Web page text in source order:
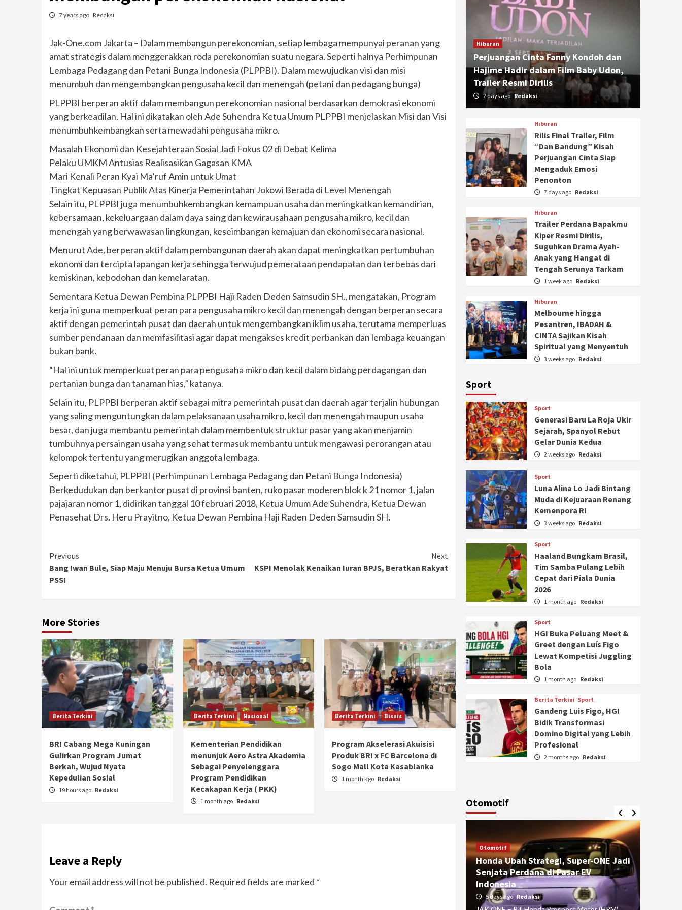
7 years ago Redaksi
Jak-One.com Jakarta – Dalam membangun perekonomian, setiap lembaga mempunyai peranan yang
amat strategis dalam menggerakkan roda perekonomian suatu negara. Seperti halnya Perhimpunan
Lembaga Pedagang dan Petani Bunga Indonesia (PLPPBI). Dalam mewujudkan visi dan misi
menumbuh dan mengembangkan pengusaha kecil dan menengah (petani dan pedagang bunga)
PLPPBI berperan aktif dalam membangun perekonomian nasional berdasarkan demokrasi ekonomi
yang berkeadilan. Hal ini dikatakan oleh Ade Suhendra Ketua Umum PLPPBI menjelaskan Misi dan Visi
menumbuhkembangkan serta mewadahi pengusaha mikro.
Masalah Ekonomi dan Kesejahteraan Sosial Jadi Fokus 02 di Debat Kelima
Pelaku UMKM Antusias Realisasikan Gagasan KMA
Mari Kenali Peran Kyai Ma’ruf Amin untuk Umat
Tingkat Kepuasan Publik Atas Kinerja Pemerintahan Jokowi Berada di Level Menengah
Selain itu, PLPPBI juga menumbuhkembangkan kemampuan usaha dan meningkatkan kemandirian,
kebersamaan, kekeluargaan dalam daya saing dan kewirausahaan pengusaha mikro, kecil dan
menengah yang berwawasan lingkungan, keseimbangan kemajuan dan ekonomi secara nasional.
Menurut Ade, berperan aktif dalam pembangunan daerah akan dapat meningkatkan pertumbuhan
ekonomi dan tercipta lapangan kerja sehingga terwujud pemerataan pendapatan dan terbebas dari
kemiskinan, kebodohan dan kemelaratan.
Sementara Ketua Dewan Pembina PLPPBI Haji Raden Deden Samsudin SH., mengatakan, Program
kerja ini guna memperkuat peran para pengusaha mikro kecil dan menengah dengan berperan secara
aktif dengan pemerintah pusat dan daerah untuk mengembangkan iklim usaha, terutama memperluas
sumber pendanaan dan memfasilitasi agar dapat mengakses kredit perbankan dan lembaga keuangan
bukan bank.
“Hal ini untuk memperkuat peran para pengusaha mikro dan kecil dalam bidang perdagangan dan
pertanian bunga dan tanaman hias,” katanya.
Selain itu, PLPPBI berperan aktif sebagai mitra pemerintah pusat dan daerah agar terjalin hubungan
yang saling menguntungkan dalam pelaksanaan usaha mikro, kecil dan menengah maupun usaha
besar, dan juga membantu pemerintah dalam membentuk struktur pasar yang akan menjamin
tumbuhnya persaingan usaha yang sehat termasuk membantu untuk mengawasi perorangan atau
kelompok tertentu yang merugikan anggota lembaga.
Seperti diketahui, PLPPBI (Perhimpunan Lembaga Pedagang dan Petani Bunga Indonesia)
Berkedudukan dan berkantor pusat di provinsi banten, ruko pasar moderen blok k 21 nomor 1, jalan
pajajaran nomor 1, didirikan tanggal 10 februari 2018, Ketua Umum Ade Suhendra, Ketua Dewan
Penasehat Drs. Heru Prayitno, Ketua Dewan Pembina Haji Raden Deden Samsudin SH.
Continue
Reading
Previous
Bang Iwan Bule, Siap Maju Menuju Bursa Ketua Umum
PSSI
Next
KSPI Menolak Kenaikan Iuran BPJS, Beratkan Rakyat
More Stories
Berita Terkini
BRI Cabang Mega Kuningan
Gulirkan Program Jumat
Berkah, Wujud Nyata
Kepedulian Sosial
19 hours ago Redaksi
Berita Terkini Nasional
Kementerian Pendidikan
menunjuk Aero Astra Akademia
Sebagai Penyelenggara
Program Pendidikan
Kecakapan Kerja ( PKK)
1 month ago Redaksi
Berita Terkini Bisnis
Program Akselerasi Akuisisi
Produk BRI x FC Barcelona di
Sogo Mall Kota Kasablanka
1 month ago Redaksi
Leave a Reply
Your email address will not be published. Required fields are marked *
Hiburan
Perjuangan Cinta Fanny Kondoh dan
Hajime Hadir dalam Film Baby Udon,
Trailer Resmi Dirilis
2 days ago Redaksi
Hiburan
Rilis Final Trailer, Film
“Dan Bandung” Kisah
Perjuangan Cinta Siap
Mengaduk Emosi
Penonton
7 days ago Redaksi
Hiburan
Trailer Perdana Bapakmu
Kiper Resmi Dirilis,
Suguhkan Drama Ayah-
Anak yang Hangat di
Tengah Serunya Tarkam
1 week ago Redaksi
Hiburan
Melbourne hingga
Pesantren, IBADAH &
CINTA Sajikan Kisah
Spiritual yang Menyentuh
3 weeks ago Redaksi
Sport
Sport
Generasi Baru La Roja Ukir
Sejarah, Spanyol Rebut
Gelar Dunia Kedua
2 weeks ago Redaksi
Sport
Luna Alina Lo Jadi Bintang
Muda di Kejuaraan Renang
Kemenpora RI
3 weeks ago Redaksi
Sport
Haaland Bungkam Brasil,
Tim Samba Pulang Lebih
Cepat dari Piala Dunia
2026
1 month ago Redaksi
Sport
HGI Buka Peluang Meet &
Greet dengan Luís Figo
Lewat Kompetisi Juggling
Bola
1 month ago Redaksi
Berita Terkini Sport
Gandeng Luis Figo, HGI
Bidik Transformasi
Domino Digital yang Lebih
Profesional
2 months ago Redaksi
Otomotif
Mugello, Usung 10 Desain Bersejarah
Otomotif
Honda Ubah Strategi, Super-ONE Jadi
Senjata Perdana di Pasar EV
Indonesia
5 days ago Redaksi